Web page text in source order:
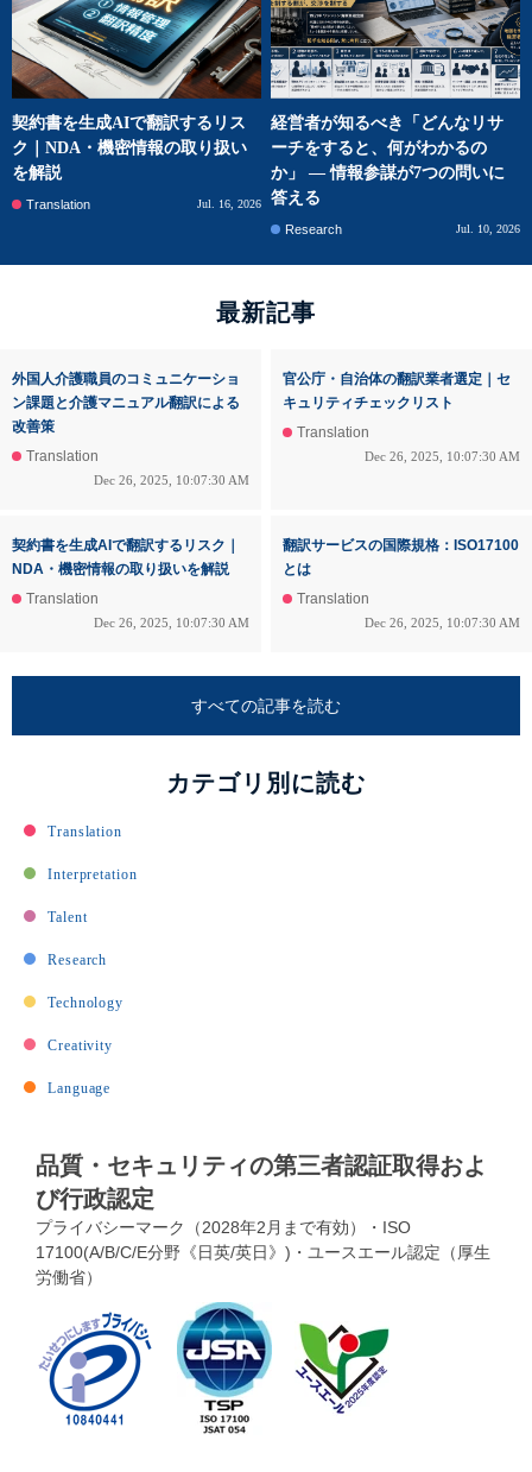
契約書を生成AIで翻訳するリス
ク｜NDA・機密情報の取り扱い
を解説
Translation Jul. 16, 2026
経営者が知るべき「どんなリサ
ーチをすると、何がわかるの
か」 ― 情報参謀が7つの問いに
答える
Research Jul. 10, 2026
最新記事
外国人介護職員のコミュニケーショ
ン課題と介護マニュアル翻訳による
改善策
Translation
Dec 26, 2025, 10:07:30 AM
官公庁・自治体の翻訳業者選定｜セ
キュリティチェックリスト
Translation
Dec 26, 2025, 10:07:30 AM
契約書を生成AIで翻訳するリスク｜
NDA・機密情報の取り扱いを解説
Translation
Dec 26, 2025, 10:07:30 AM
翻訳サービスの国際規格：ISO17100
とは
Translation
Dec 26, 2025, 10:07:30 AM
すべての記事を読む
カテゴリ別に読む
Translation
Interpretation
Talent
Research
Technology
Creativity
Language
品質・セキュリティの第三者認証取得およ
び行政認定
プライバシーマーク（2028年2月まで有効）・ISO
17100(A/B/C/E分野《日英/英日》)・ユースエール認定（厚生
労働省）